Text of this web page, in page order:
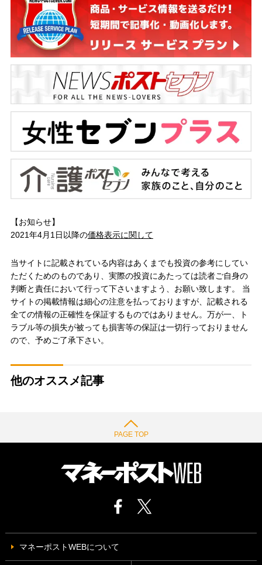
【お知らせ】
2021年4月1日以降の価格表示に関して
当サイトに記載されている内容はあくまでも投資の参考にしてい
ただくためのものであり、実際の投資にあたっては読者ご自身の
判断と責任において行って下さいますよう、お願い致します。 当
サイトの掲載情報は細心の注意を払っておりますが、記載される
全ての情報の正確性を保証するものではありません。万が一、ト
ラブル等の損失が被っても損害等の保証は一切行っておりません
ので、予めご了承下さい。
他のオススメ記事
PAGE TOP
マネーポストWEBについて